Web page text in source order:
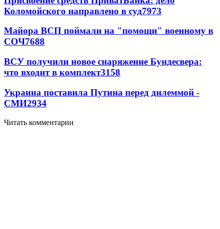
Коломойского направлено в суд7973
Майора ВСП поймали на "помощи" военному в
СОЧ7688
ВСУ получили новое снаряжение Бундесвера:
что входит в комплект3158
Украина поставила Путина перед дилеммой -
СМИ2934
Читать комментарии